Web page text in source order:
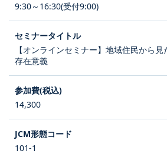
9:30～16:30(受付9:00)
【オンラインセミナー】地域住民から
存在意義
14,300
101-1